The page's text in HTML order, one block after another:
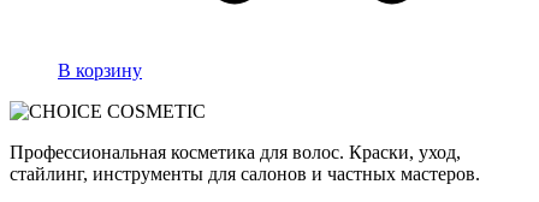
В корзину
Профессиональная косметика для волос. Краски, уход,
стайлинг, инструменты для салонов и частных мастеров.